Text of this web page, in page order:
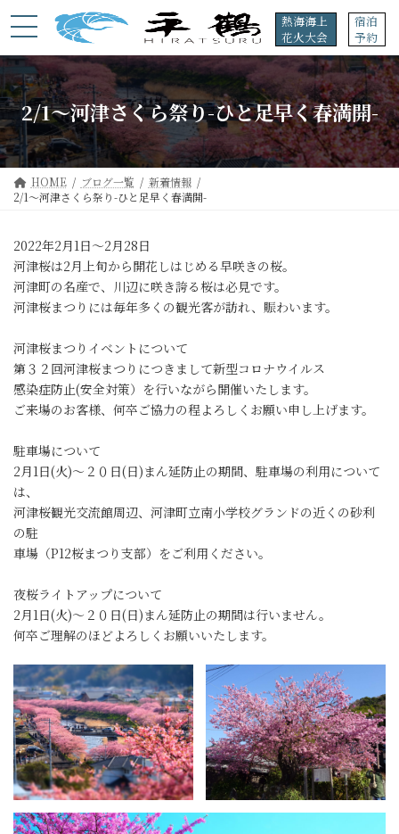
ン
ン
ツ
へ
ス
キ
ッ
プ
ビ
ー
シ
ョ
ン
に
移
動
熱海海上
花火大会
宿泊
予約
2/1〜河津さくら祭り-ひと足早く春満開-
HOME ブログ一覧
新着情報
2/1〜河津さくら祭り-ひと足早く春満開-
2022年2月1日～2月28日
河津桜は2月上旬から開花しはじめる早咲きの桜。
河津町の名産で、川辺に咲き誇る桜は必見です。
河津桜まつりには毎年多くの観光客が訪れ、賑わいます。
河津桜まつりイベントについて
第３２回河津桜まつりにつきまして新型コロナウイルス
感染症防止(安全対策）を行いながら開催いたします。
ご来場のお客様、何卒ご協力の程よろしくお願い申し上げます。
駐車場について
2月1日(火)～２０日(日)まん延防止の期間、駐車場の利用について
は、
河津桜観光交流館周辺、河津町立南小学校グランドの近くの砂利
の駐
車場（P12桜まつり支部）をご利用ください。
夜桜ライトアップについて
2月1日(火)～２０日(日)まん延防止の期間は行いません。
何卒ご理解のほどよろしくお願いいたします。